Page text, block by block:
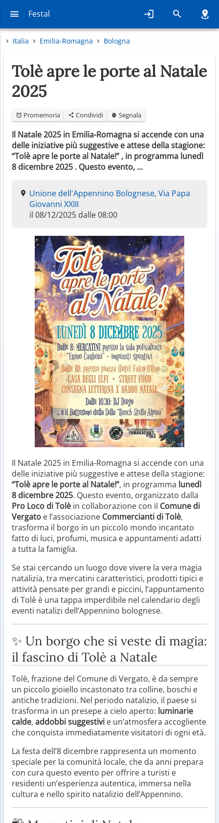
Festal
Italia Emilia-Romagna Bologna
Tolè apre le porte al Natale
2025
Promemoria Condividi Segnala
Il Natale 2025 in Emilia-Romagna si accende con una
delle iniziative più suggestive e attese della stagione:
“Tolè apre le porte al Natale!” , in programma lunedì
8 dicembre 2025 . Questo evento, …
Unione dell'Appennino Bolognese, Via Papa
Giovanni XXIII
il 08/12/2025 dalle 08:00
Il Natale 2025 in Emilia-Romagna si accende con una
delle iniziative più suggestive e attese della stagione:
“Tolè apre le porte al Natale!”, in programma lunedì
8 dicembre 2025. Questo evento, organizzato dalla
Pro Loco di Tolè in collaborazione con il Comune di
Vergato e l’associazione Commercianti di Tolè,
trasforma il borgo in un piccolo mondo incantato
fatto di luci, profumi, musica e appuntamenti adatti
a tutta la famiglia.
Se stai cercando un luogo dove vivere la vera magia
natalizia, tra mercatini caratteristici, prodotti tipici e
attività pensate per grandi e piccini, l’appuntamento
di Tolè è una tappa imperdibile nel calendario degli
eventi natalizi dell’Appennino bolognese.
✨ Un borgo che si veste di magia:
il fascino di Tolè a Natale
Tolè, frazione del Comune di Vergato, è da sempre
un piccolo gioiello incastonato tra colline, boschi e
antiche tradizioni. Nel periodo natalizio, il paese si
trasforma in un presepe a cielo aperto: luminarie
calde, addobbi suggestivi e un’atmosfera accogliente
che conquista immediatamente visitatori di ogni età.
La festa dell’8 dicembre rappresenta un momento
speciale per la comunità locale, che da anni prepara
con cura questo evento per offrire a turisti e
residenti un’esperienza autentica, immersa nella
cultura e nello spirito natalizio dell’Appennino.